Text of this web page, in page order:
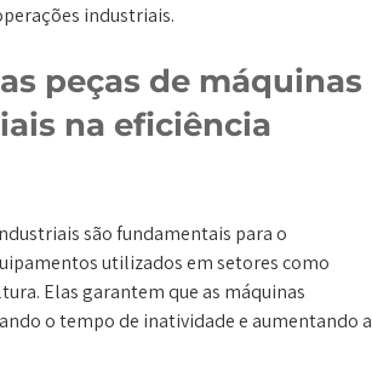
industriais.
peças de máquinas
na eficiência
são fundamentais para o
utilizados em setores como
Elas garantem que as máquinas
o tempo de inatividade e aumentando a